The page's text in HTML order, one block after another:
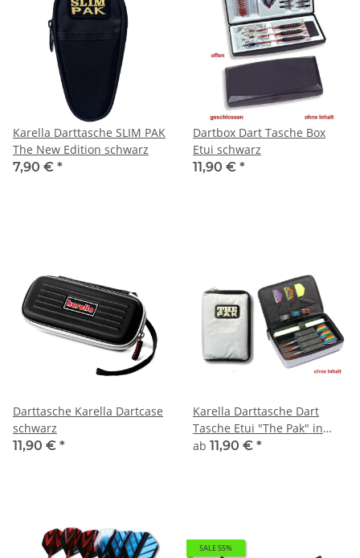
Karella Darttasche SLIM PAK
The New Edition schwarz
7,90 € *
Dartbox Dart Tasche Box
Etui schwarz
11,90 € *
Darttasche Karella Dartcase
schwarz
11,90 € *
Karella Darttasche Dart
Tasche Etui "The Pak" in
verschiedenen Farben
ab 11,90 € *
SALE 55%